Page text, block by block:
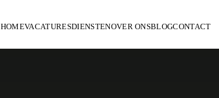
HOMEVACATURESDIENSTENOVER ONSBLOGCONTACT